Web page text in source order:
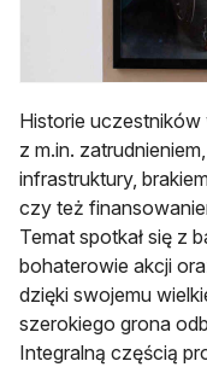
Historie
z m.in.
infrastruktury,
czy też
Temat spotkał się z
bohaterowie akcji
dzięki swojemu
szerokiego grona
Integralną częścią